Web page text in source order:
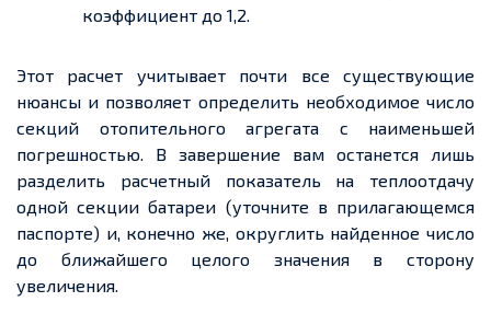
коэффициент до 1,2.
Этот расчет учитывает почти все существующие
нюансы и позволяет определить необходимое число
секций отопительного агрегата с наименьшей
погрешностью. В завершение вам останется лишь
разделить расчетный показатель на теплоотдачу
одной секции батареи (уточните в прилагающемся
паспорте) и, конечно же, округлить найденное число
до ближайшего целого значения в сторону
увеличения.